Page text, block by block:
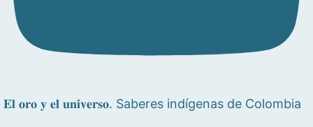
𝐄𝐥 𝐨𝐫𝐨 𝐲 𝐞𝐥 𝐮𝐧𝐢𝐯𝐞𝐫𝐬𝐨. Saberes indígenas de Colombia